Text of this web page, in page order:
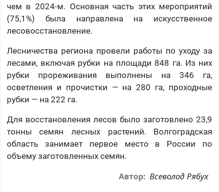
чем в 2024-м. Основная часть этих мероприятий
(75,1%) была направлена на искусственное
лесовосстановление.
Лесничества региона провели работы по уходу за
лесами, включая рубки на площади 848 га. Из них
рубки прореживания выполнены на 346 га,
осветления и прочистки — на 280 га, проходные
рубки — на 222 га.
Для восстановления лесов было заготовлено 23,9
тонны семян лесных растений. Волгоградская
область занимает первое место в России по
объему заготовленных семян.
Автор: Всеволод Рябух